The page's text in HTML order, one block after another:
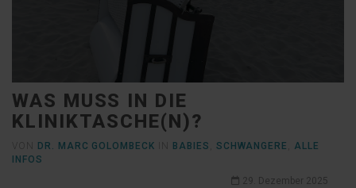
WAS MUSS IN DIE
KLINIKTASCHE(N)?
VON DR. MARC GOLOMBECK BABIES SCHWANGERE
ALLE
INFOS
29. Dezember 2025